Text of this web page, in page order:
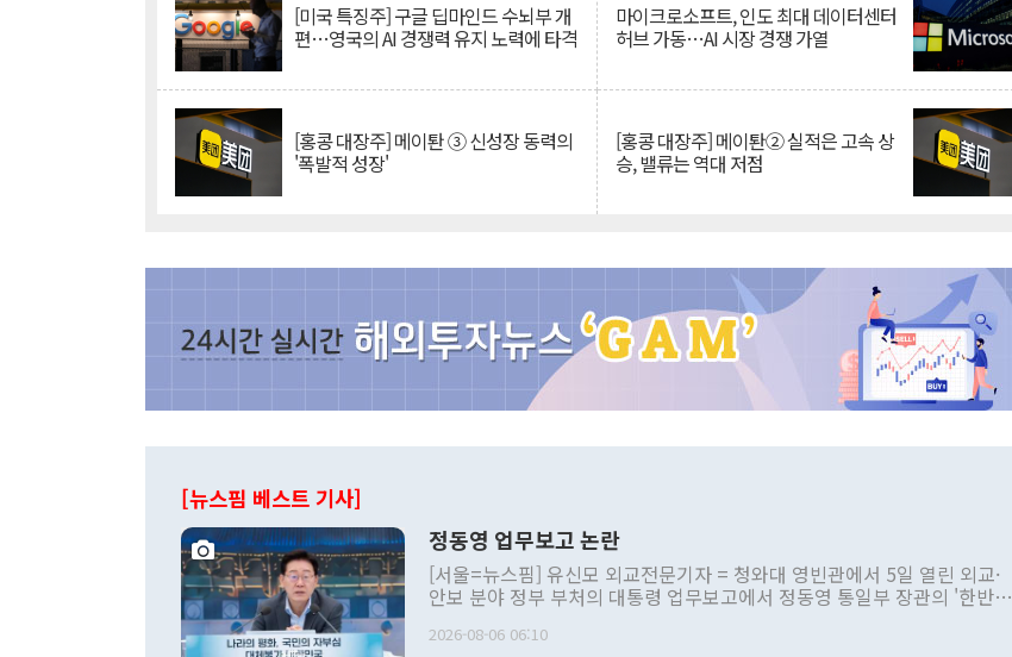
[미국 특징주] 구글 딥마인드 수뇌부 개
편…영국의 AI 경쟁력 유지 노력에 타격
마이크로소프트, 인도 최대 데이터센터
허브 가동…AI 시장 경쟁 가열
[홍콩 대장주] 메이퇀 ③ 신성장 동력의
'폭발적 성장'
[홍콩 대장주] 메이퇀② 실적은 고속 상
승, 밸류는 역대 저점
[뉴스핌 베스트 기사]
정동영 업무보고 논란
[서울=뉴스핌] 유신모 외교전문기자 = 청와대 영빈관에서 5일 열린 외교·
안보 분야 정부 부처의 대통령 업무보고에서 정동영 통일부 장관의 '한반도
발언 중에는 정부 내 조율을 거치지 않은 사안을 정책으로 추진하겠다고 공
2026-08-06 06:10